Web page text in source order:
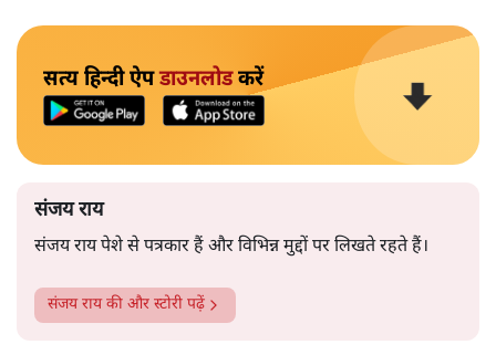
सत्य हिन्दी ऐपडाउनलोडकरें
संजय राय
संजय राय पेशे से पत्रकार हैं और विभिन्न मुद्दों पर लिखते रहते हैं।
संजय रायकी और स्टोरी पढ़ें